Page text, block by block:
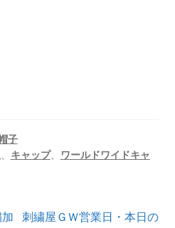
子
、 キャップ、
ワールドワイドキャ
次
刺繍屋ＧＷ営業日・本日の